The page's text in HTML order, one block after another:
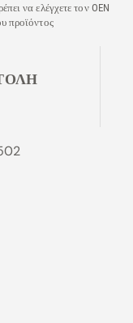
να ελέγχετε τον OEN
προϊόντος